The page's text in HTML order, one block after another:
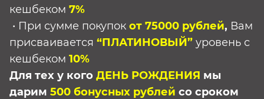
кешбеком 7%
• При сумме покупок от 75000 рублей, Вам
присваивается “ПЛАТИНОВЫЙ” уровень с
кешбеком 10%
Для тех у кого ДЕНЬ РОЖДЕНИЯ мы
дарим 500 бонусных рублей со сроком